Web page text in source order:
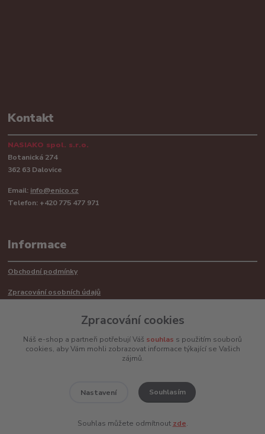
Kontakt
NASIAKO spol. s.r.o.
Botanická 274
362 63 Dalovice
Email: info@enico.cz
Telefon: +420 775 477 971
Informace
Obchodní podmínky
Zpracování osobních údajů
Mimosoudní řešení sporů ADR
Vytvořeno na
Eshop-rychle.cz
Zpracování cookies
Náš e-shop a partneři potřebují Váš souhlas s použitím souborů
cookies, aby Vám mohli zobrazovat informace týkající se Vašich
zájmů.
Nastavení Souhlasím
Souhlas můžete odmítnout zde.